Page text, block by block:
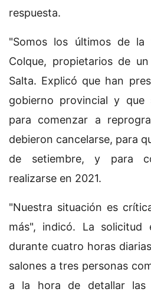
respuesta.
"Somos los últimos de la
Colque, propietarios de
Salta. Explicó que han
gobierno provincial y que
para comenzar a
debieron cancelarse, para
de setiembre, y para
realizarse en 2021.
"Nuestra situación es
más", indicó. La
durante cuatro horas
salones a tres personas
a la hora de detallar las